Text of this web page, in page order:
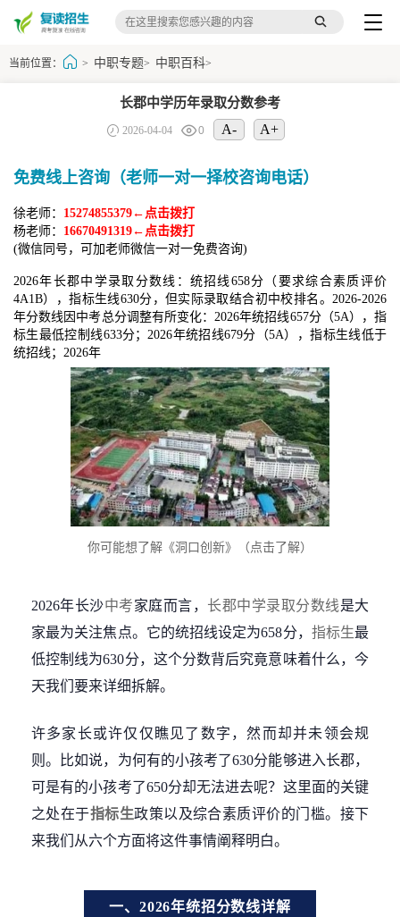
当前位置： > 中职专题> 中职百科>
长郡中学历年录取分数参考
2026-04-04 0 A- A+
免费线上咨询（老师一对一择校咨询电话）
徐老师： 15274855379←点击拨打
杨老师： 16670491319←点击拨打
(微信同号，可加老师微信一对一免费咨询)
2026年长郡中学录取分数线：统招线658分（要求综合素质评价
4A1B），指标生线630分，但实际录取结合初中校排名。2026-2026
年分数线因中考总分调整有所变化：2026年统招线657分（5A），指
标生最低控制线633分；2026年统招线679分（5A），指标生线低于
统招线；2026年
你可能想了解《洞口创新》（点击了解）
2026年长沙中考家庭而言， 长郡中学录取分数线是大
家最为关注焦点。它的统招线设定为658分， 指标生最
低控制线为630分，这个分数背后究竟意味着什么，今
天我们要来详细拆解。
许多家长或许仅仅瞧见了数字，然而却并未领会规
则。比如说，为何有的小孩考了630分能够进入长郡，
可是有的小孩考了650分却无法进去呢？这里面的关键
之处在于指标生政策以及综合素质评价的门槛。接下
来我们从六个方面将这件事情阐释明白。
一、2026年统招分数线详解